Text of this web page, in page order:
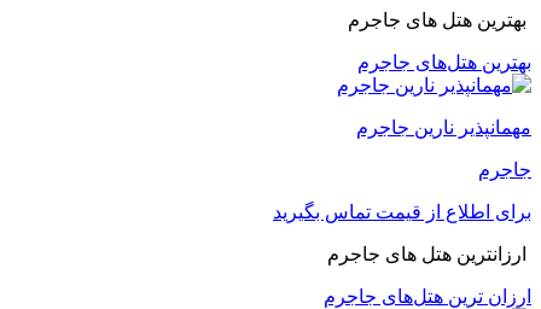
بهترین هتل های جاجرم
بهترین هتل‌های جاجرم
مهمانپذیر نارین جاجرم
جاجرم
برای اطلاع از قیمت تماس بگیرید
ارزانترین هتل های جاجرم
ارزان ترین هتل‌های جاجرم